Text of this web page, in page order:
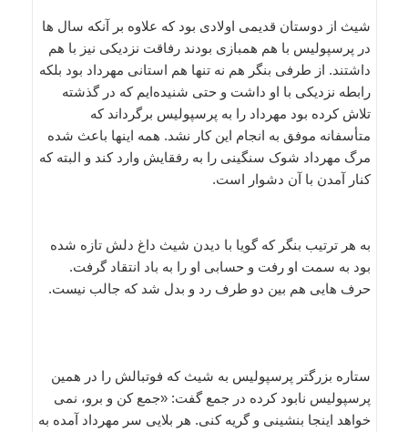
شیث از دوستان قدیمی اولادی بود که علاوه بر آنکه سال ها
در پرسپولیس با هم همبازی بودند رفاقت نزدیکی نیز با هم
داشتند. از طرفی بنگر هم نه تنها هم استانی مهرداد بود بلکه
رابطه نزدیکی با او داشت و حتی شنیده‌ایم که در گذشته
تلاش کرده بود مهرداد را به پرسپولیس برگرداند که
متأسفانه موفق به انجام این کار نشد. همه اینها باعث شده
مرگ مهرداد شوک سنگینی را به رفقایش وارد کند و البته که
کنار آمدن با آن دشوار است.
به هر ترتیب بنگر که گویا با دیدن شیث داغ دلش تازه شده
بود به سمت او رفت و حسابی او را به باد انتقاد گرفت.
حرف هایی هم بین دو طرف رد و بدل شد که جالب نیست.
ستاره بزرگتر پرسپولیس به شیث که فوتبالش را در همین
پرسپولیس نابود کرده در جمع گفت: «جمع کن و برو، نمی
خواهد اینجا بنشینی و گریه کنی. هر بلایی سر مهرداد آمده به